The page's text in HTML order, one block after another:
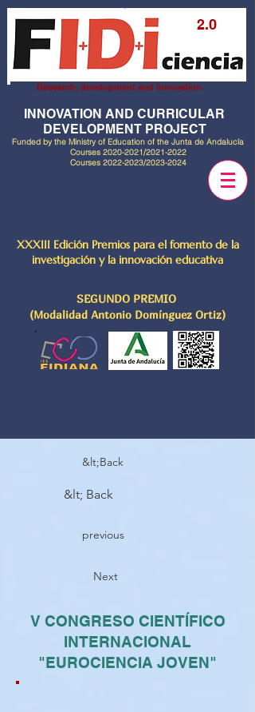
2.0
Research, development and innovation
INNOVATION AND CURRICULAR
DEVELOPMENT PROJECT
Funded by the Ministry of Education of the Junta de Andalucía
Courses 2020-2021/2021-2022
Courses 2022-2023/2023-2024
XXXIII Edición Premios para el fomento de la
investigación y la innovación educativa
SEGUNDO PREMIO
(Modalidad Antonio Domínguez Ortiz)
&lt;Back
&lt; Back
previous
Next
V CONGRESO CIENTÍFICO
INTERNACIONAL
"EUROCIENCIA JOVEN"